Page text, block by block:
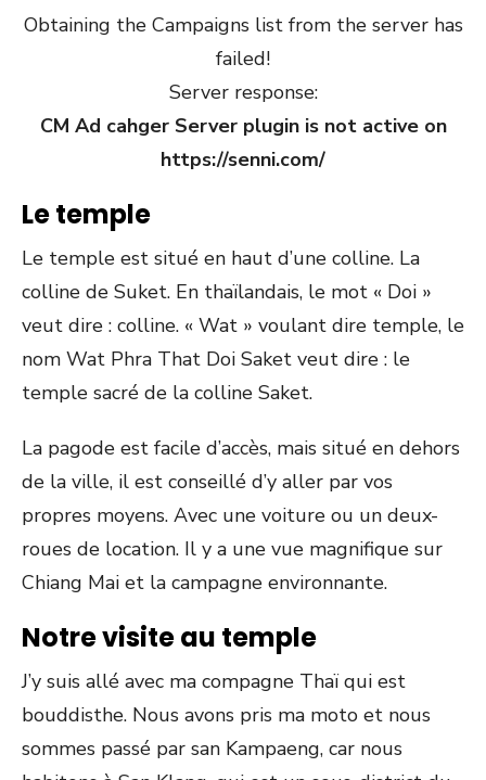
Obtaining the Campaigns list from the server has
failed!
Server response:
CM Ad cahger Server plugin is not active on
https://senni.com/
Le temple
Le temple est situé en haut d’une colline. La
colline de Suket. En thaïlandais, le mot « Doi »
veut dire : colline. « Wat » voulant dire temple, le
nom Wat Phra That Doi Saket veut dire : le
temple sacré de la colline Saket.
La pagode est facile d’accès, mais situé en dehors
de la ville, il est conseillé d’y aller par vos
propres moyens. Avec une voiture ou un deux-
roues de location. Il y a une vue magnifique sur
Chiang Mai et la campagne environnante.
Notre visite au temple
J’y suis allé avec ma compagne Thaï qui est
bouddisthe. Nous avons pris ma moto et nous
sommes passé par san Kampaeng, car nous